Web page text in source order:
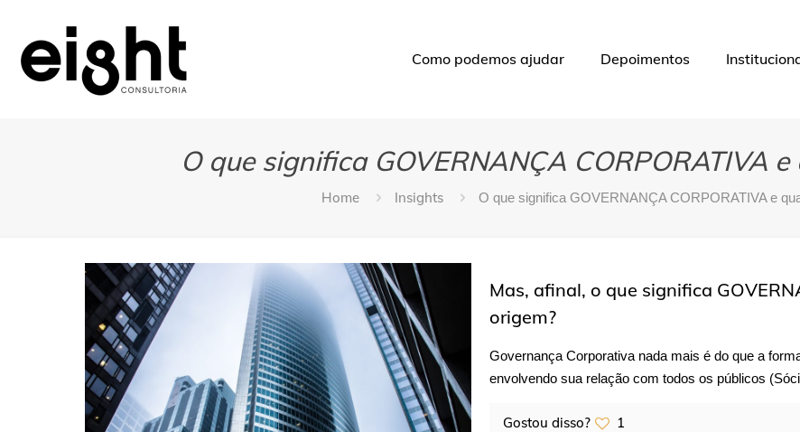
Como podemos ajudar Depoimentos
O que significa GOVERNANÇA CORPORATIVA
Home Insights O que significa GOVERNANÇA CORPORATIVA e
Mas, afinal, o que significa
origem?
Governança Corporativa nada mais é do que a
envolvendo sua relação com todos os públicos
Gostou disso? 1